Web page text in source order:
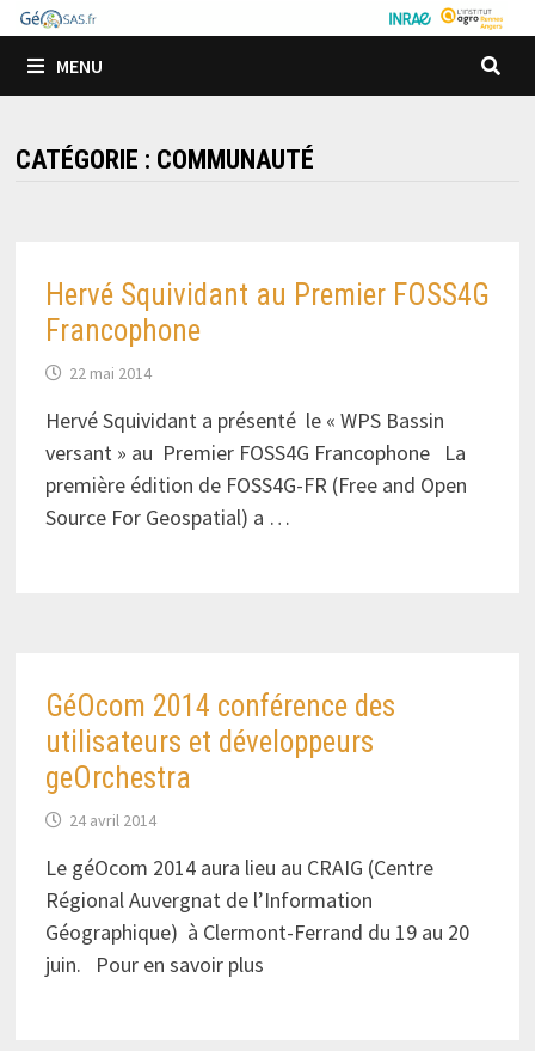
Passer
contenu
MENU
CATÉGORIE : COMMUNAUTÉ
Hervé Squividant au Premier FOSS4G
Francophone
22 mai 2014
Hervé Squividant a présenté le « WPS Bassin
versant » au Premier FOSS4G Francophone La
première édition de FOSS4G-FR (Free and Open
Source For Geospatial) a …
GéOcom 2014 conférence des
utilisateurs et développeurs
geOrchestra
24 avril 2014
Le géOcom 2014 aura lieu au CRAIG (Centre
Régional Auvergnat de l’Information
Géographique) à Clermont-Ferrand du 19 au 20
juin. Pour en savoir plus